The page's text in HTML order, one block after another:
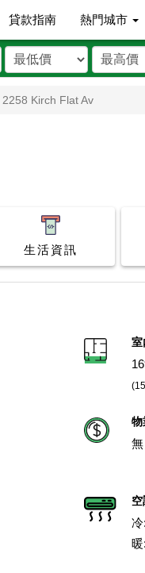
貸款指南 熱門城市
2258 Kirch Flat Av
生活資訊
室
無